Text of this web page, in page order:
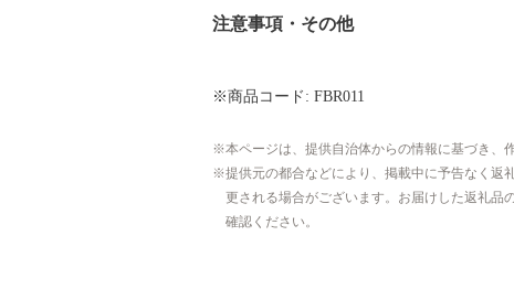
注意事項・その他
※商品コード: FBR011
本ページは、提供自治体からの情報に基づき、
提供元の都合などにより、掲載中に予告なく返
更される場合がございます。お届けした返礼品
確認ください。